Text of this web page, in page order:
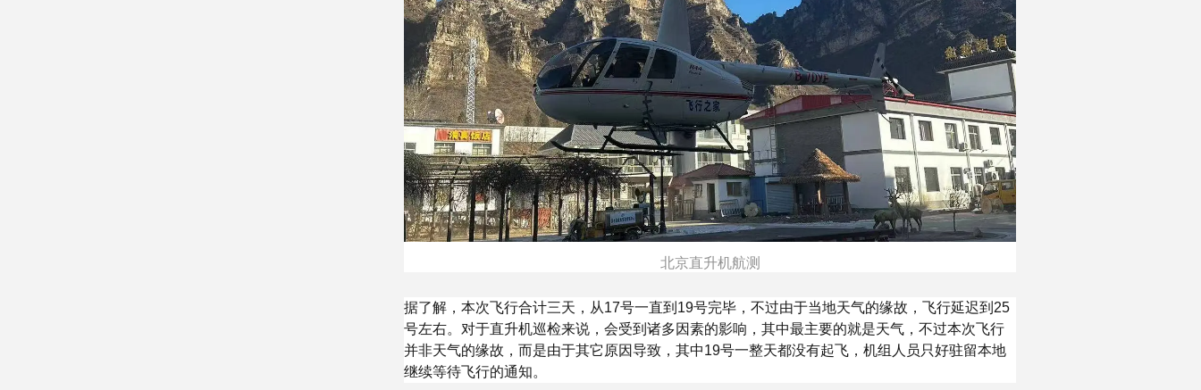
北京直升机航测
据了解，本次飞行合计三天，从17号一直到19号完毕，不过由于当地天气的缘故，飞行延迟到25
号左右。对于直升机巡检来说，会受到诸多因素的影响，其中最主要的就是天气，不过本次飞行
并非天气的缘故，而是由于其它原因导致，其中19号一整天都没有起飞，机组人员只好驻留本地
继续等待飞行的通知。